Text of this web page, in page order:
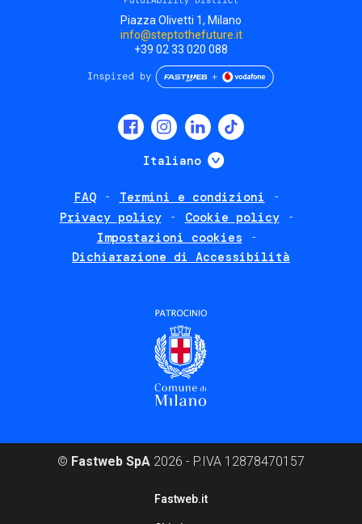
Piazza Olivetti 1, Milano
info@steptothefuture.it
+39 02 33 020 088
Italiano Mostra ulteriori
FAQ
Termini e condizioni
Privacy policy
Cookie policy
Impostazioni cookies
Dichiarazione di Accessibilità
© Fastweb SpA 2026 - P.IVA 12878470157
Fastweb.it